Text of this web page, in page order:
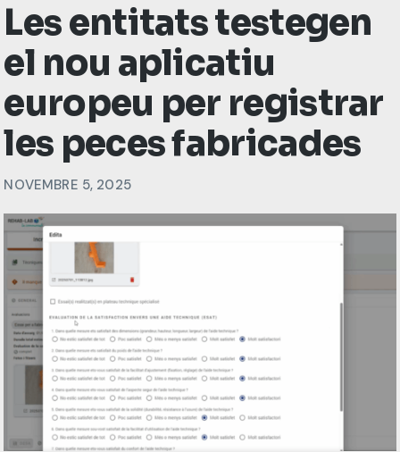
Les entitats testegen
el nou aplicatiu
europeu per registrar
les peces fabricades
NOVEMBRE 5, 2025